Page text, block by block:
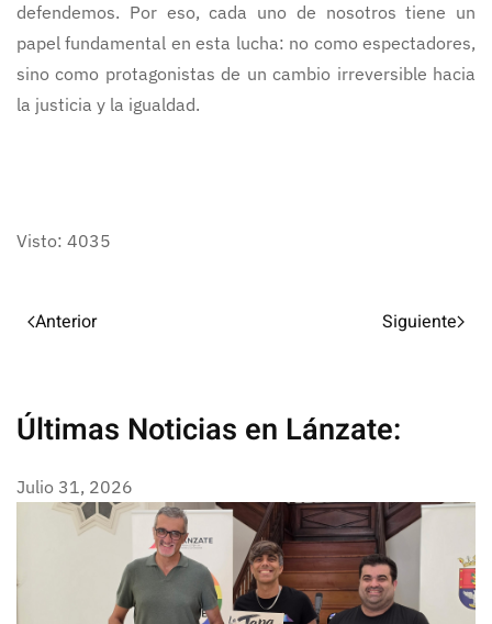
defendemos. Por eso, cada uno de nosotros tiene un
papel fundamental en esta lucha: no como espectadores,
sino como protagonistas de un cambio irreversible hacia
la justicia y la igualdad.
Visto: 4035
Anterior Siguiente
Últimas Noticias en Lánzate:
Julio 31, 2026